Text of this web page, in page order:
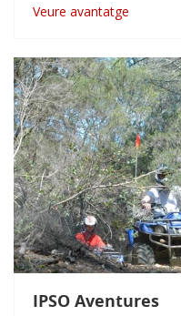
Veure avantatge
IPSO Aventures